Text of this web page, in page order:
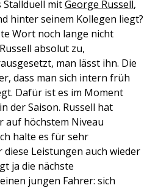
Stallduell mitGeorge Russell,
hinter seinem Kollegen liegt?
Wort noch lange nicht
absolut zu,
man lässt ihn. Die
dass man sich intern früh
Dafür ist es im Moment
der Saison. Russell hat
auf höchstem Niveau
halte es für sehr
diese Leistungen auch wieder
ja die nächste
jungen Fahrer: sich